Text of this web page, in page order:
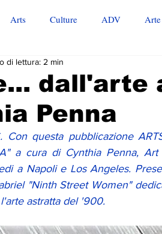
Arts Culture ADV
dall'arte
Penna
di lettura: 2 min
Con questa pubblicazione
a cura di Cynthia Penna,
a Napoli e Los Angeles.
"Ninth Street Women"
astratta del '900.